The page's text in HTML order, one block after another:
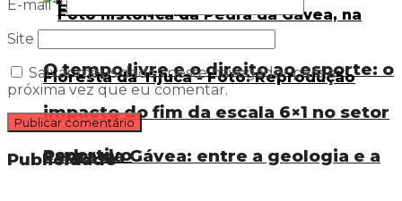
O tempo livre e o direito ao esporte: o
impacto do fim da escala 6×1 no setor
esportivo
Pedra da Gávea: entre a geologia e a
E-mail*
Site
Salvar meus dados neste navegador para a
próxima vez que eu comentar.
Publicidade